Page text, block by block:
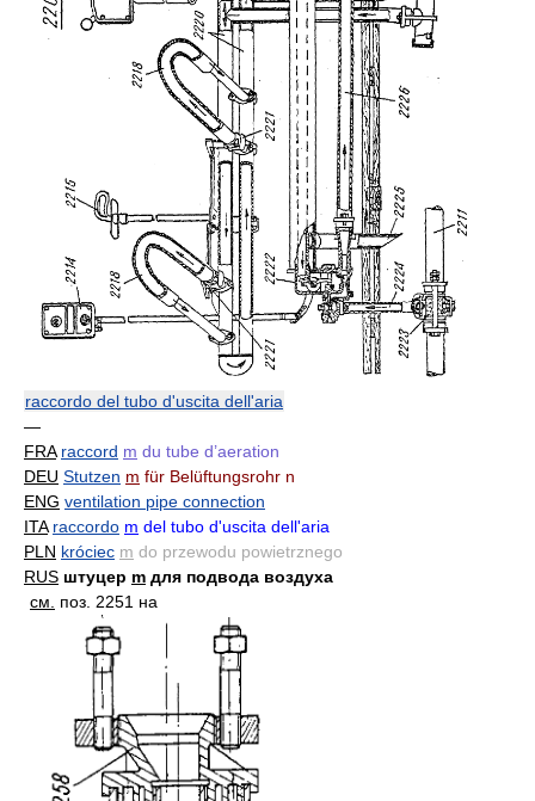
raccordo del tubo d'uscita dell'aria
—
FRA raccord m du tube d’aeration
DEU Stutzen m für Belüftungsrohr n
ENG ventilation pipe connection
ITA raccordo m del tubo d'uscita dell'aria
PLN króciec m do przewodu powietrznego
RUS штуцер m для подвода воздуха
см.
поз. 2251 на